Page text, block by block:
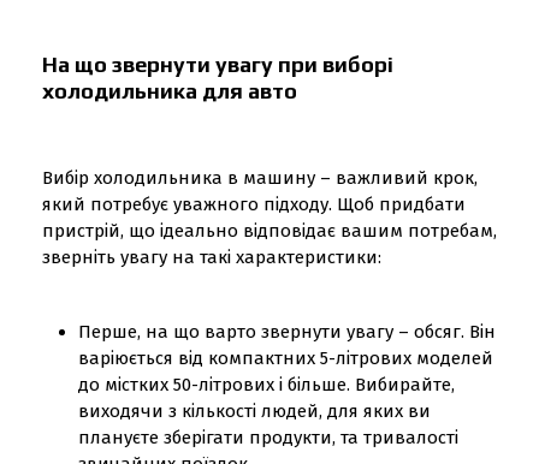
На що звернути увагу при виборі
холодильника для авто
Вибір холодильника в машину – важливий крок,
який потребує уважного підходу. Щоб придбати
пристрій, що ідеально відповідає вашим потребам,
зверніть увагу на такі характеристики:
Перше, на що варто звернути увагу – обсяг. Він
варіюється від компактних 5-літрових моделей
до містких 50-літрових і більше. Вибирайте,
виходячи з кількості людей, для яких ви
плануєте зберігати продукти, та тривалості